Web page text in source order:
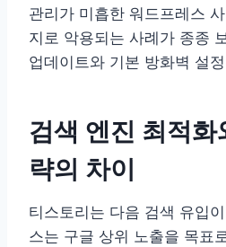
관리가 미흡한 워드프레스
지로 악용되는 사례가 종종
업데이트와 기본 방화벽 설
검색 엔진 최적화
략의 차이
티스토리는 다음 검색 유입
스는 구글 상위 노출을 목표